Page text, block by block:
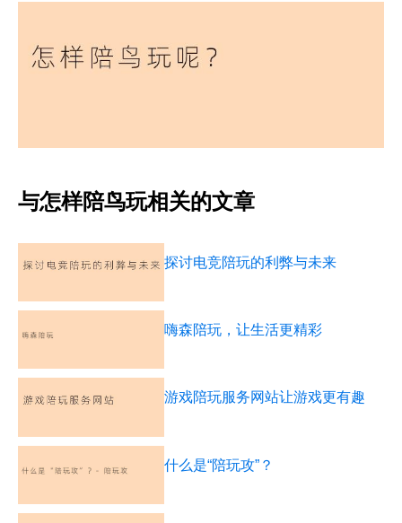
与怎样陪鸟玩相关的文章
探讨电竞陪玩的利弊与未来
嗨森陪玩，让生活更精彩
游戏陪玩服务网站让游戏更有趣
什么是“陪玩攻”？